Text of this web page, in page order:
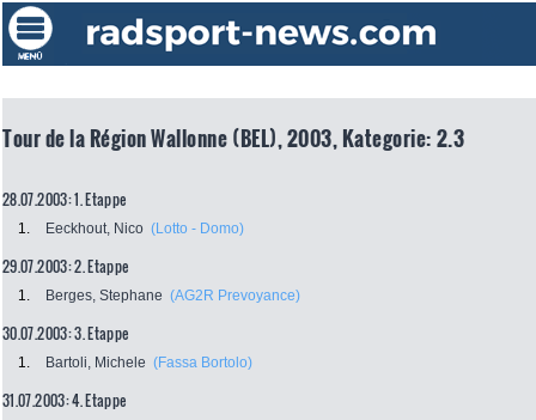
Tour de la Région Wallonne (BEL), 2003, Kategorie: 2.3
28.07.2003: 1. Etappe
1. Eeckhout, Nico (Lotto - Domo)
29.07.2003: 2. Etappe
1. Berges, Stephane (AG2R Prevoyance)
30.07.2003: 3. Etappe
1. Bartoli, Michele (Fassa Bortolo)
31.07.2003: 4. Etappe